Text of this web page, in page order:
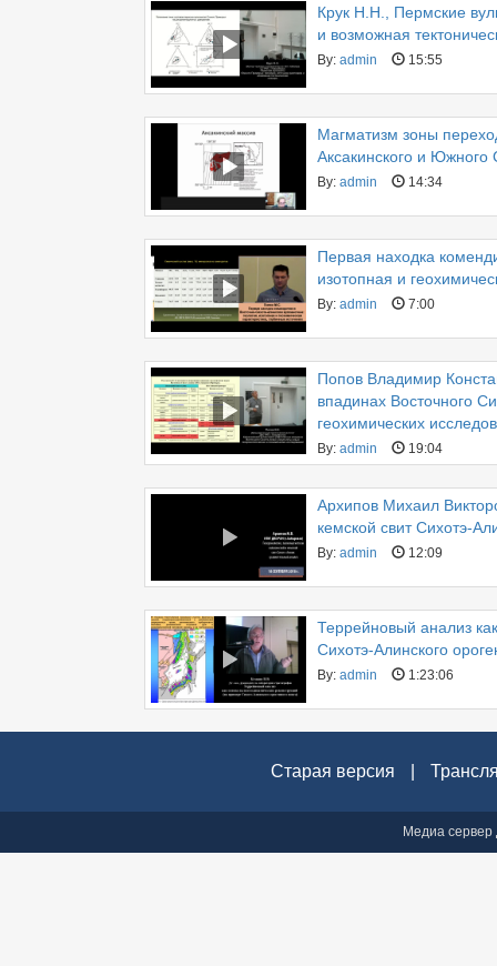
Крук Н.Н., Пермские
и возможная
By: admin 15:55
Магматизм зоны
Аксакинского и
By: admin 14:34
Первая находка
изотопная и
By: admin 7:00
Попов Владимир
впадинах Восточного
геохимических
By: admin 19:04
Архипов Михаил
кемской свит Сихотэ-
By: admin 12:09
Террейновый анализ
Сихотэ-Алинского
By: admin 1:23:06
Старая версия
Медиа